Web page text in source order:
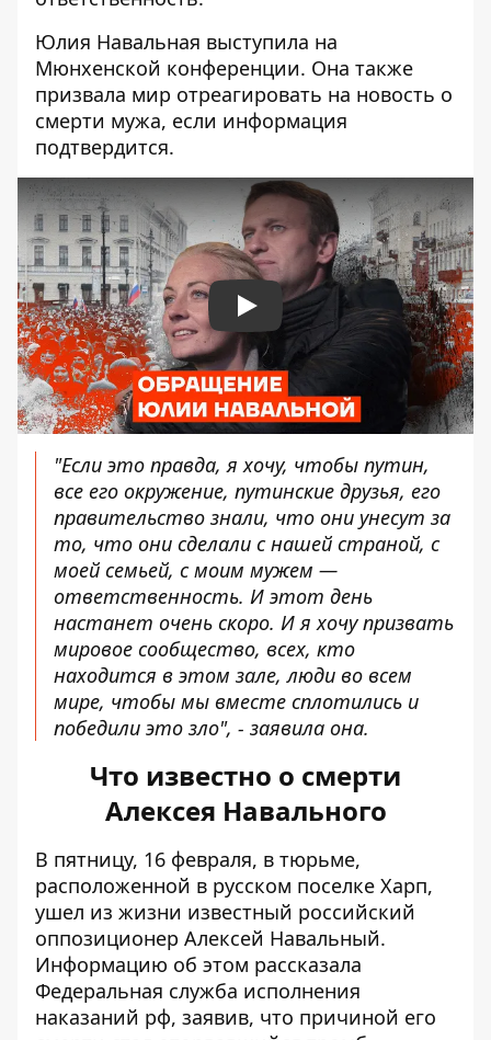
Юлия Навальная выступила на
Мюнхенской конференции. Она также
призвала мир отреагировать на новость о
смерти мужа, если информация
подтвердится.
Play
"Если это правда, я хочу, чтобы путин,
все его окружение, путинские друзья, его
правительство знали, что они унесут за
то, что они сделали с нашей страной, с
моей семьей, с моим мужем —
ответственность. И этот день
настанет очень скоро. И я хочу призвать
мировое сообщество, всех, кто
находится в этом зале, люди во всем
мире, чтобы мы вместе сплотились и
победили это зло", - заявила она.
Что известно о смерти
Алексея Навального
В пятницу, 16 февраля, в тюрьме,
расположенной в русском поселке Харп,
ушел из жизни известный российский
оппозиционер Алексей Навальный.
Информацию об этом рассказала
Федеральная служба исполнения
наказаний рф, заявив, что причиной его